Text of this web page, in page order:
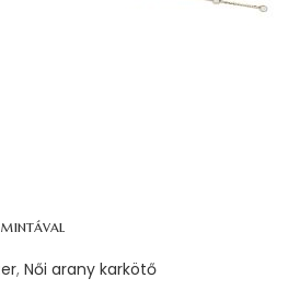
mintával
, Női arany karkötő